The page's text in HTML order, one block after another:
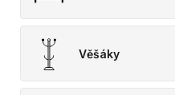
Věšáky